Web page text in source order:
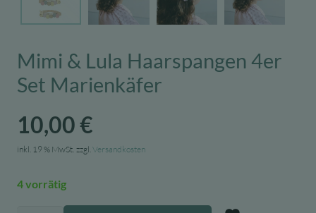
Mimi & Lula Haarspangen 4er
Set Marienkäfer
10,00€
inkl. 19 % MwSt. zzgl. Versandkosten
4 vorrätig